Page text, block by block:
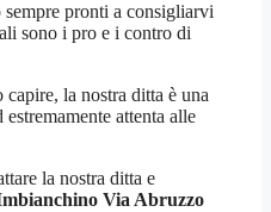
pronti a consigliarvi
sono i pro e i contro di
la nostra ditta è una
attenta alle
la nostra ditta e
Via Abruzzo